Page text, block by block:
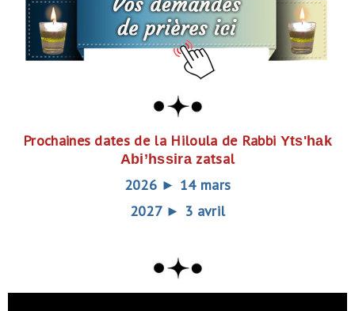
Prochaines dates de la Hiloula de Rabbi Yts'hak
Abi’hssira zatsal
2026 ► 14 mars
2027 ► 3 avril